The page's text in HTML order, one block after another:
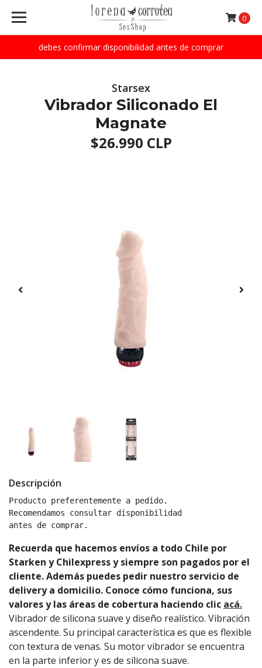
debes confirmar disponibilidad antes de comprar
0
Starsex
Vibrador Siliconado El
Magnate
$26.990 CLP
Descripción
Producto preferentemente a pedido.
Recomendamos consultar disponibilidad
antes de comprar.
Recuerda que hacemos envíos a todo Chile por
Starken y Chilexpress y siempre son pagados por el
cliente. Además puedes pedir nuestro servicio de
delivery a domicilio. Conoce cómo funciona, sus
valores y las áreas de cobertura haciendo clic acá.
Vibrador de silicona suave y diseño realístico. Vibración
ascendente. Su principal característica es que es flexible
con textura de venas. Su motor vibrador se encuentra
en la parte inferior y es de silicona suave.